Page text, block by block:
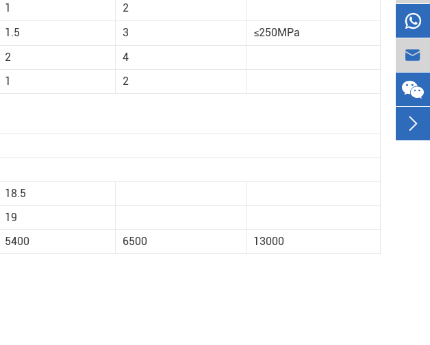
1 2
1.5 3
≤250MPa
2
4
1 2
18.5
19
5400 6500 13000


